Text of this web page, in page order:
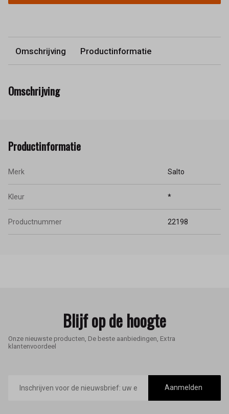
Omschrijving Productinformatie
Omschrijving
Productinformatie
Merk Salto
Kleur *
Productnummer 22198
Blijf op de hoogte
Onze nieuwste producten, De beste aanbiedingen, Extra
klantenvoordeel
mailadres
Aanmelden